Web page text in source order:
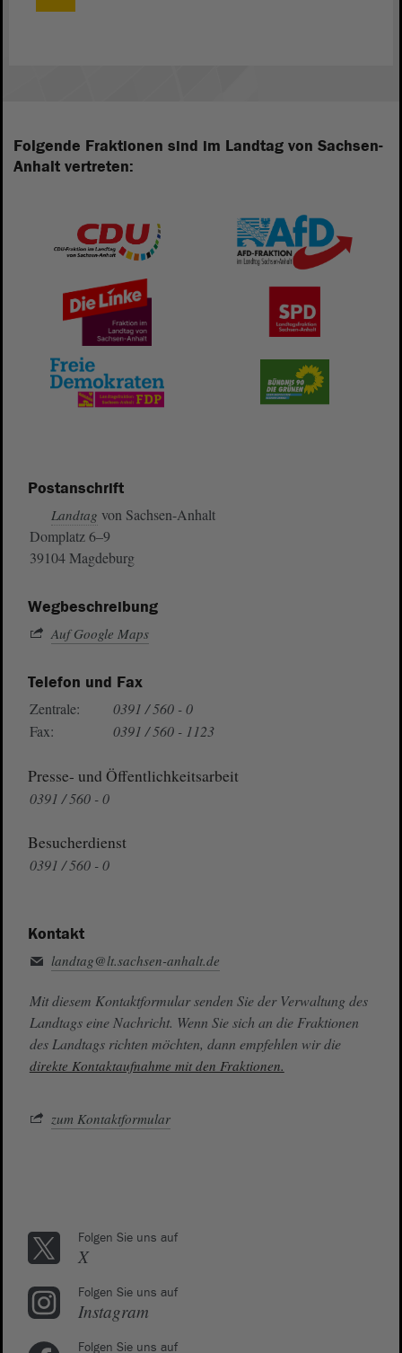
Folgende Fraktionen sind im Landtag von Sachsen-
Anhalt vertreten:
Postanschrift
Landtag von Sachsen-Anhalt
Domplatz 6–9
39104 Magdeburg
Wegbeschreibung
Auf Google Maps
Telefon und Fax
Zentrale:
0391 / 560 - 0
Fax:
0391 / 560 - 1123
Presse- und Öffentlichkeitsarbeit
0391 / 560 - 0
Besucherdienst
0391 / 560 - 0
Kontakt
landtag@lt.sachsen-anhalt.de
Mit diesem Kontaktformular senden Sie der Verwaltung des
Landtags eine Nachricht. Wenn Sie sich an die Fraktionen
des Landtags richten möchten, dann empfehlen wir die
direkte Kontaktaufnahme mit den Fraktionen.
zum Kontaktformular
Folgen Sie uns auf
X
Folgen Sie uns auf
Instagram
Folgen Sie uns auf